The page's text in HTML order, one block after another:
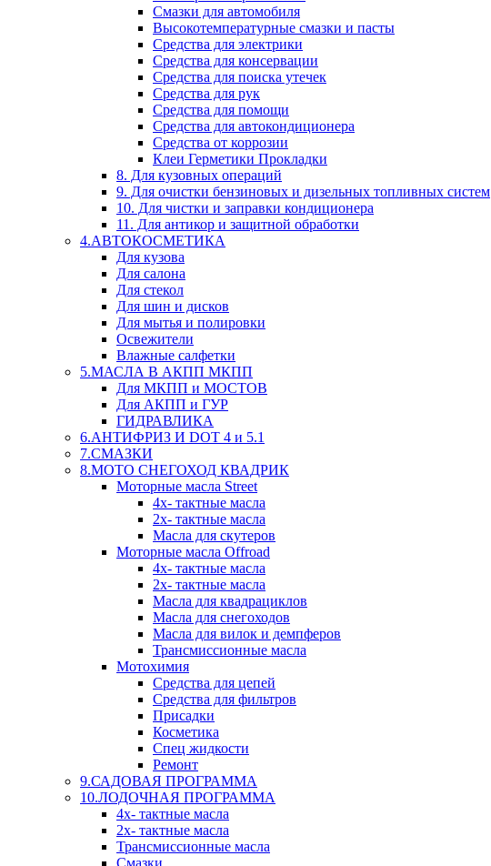
Смазки для автомобиля
Высокотемпературные смазки и пасты
Средства для электрики
Средства для консервации
Средства для поиска утечек
Средства для рук
Средства для помощи
Средства для автокондиционера
Средства от коррозии
Клеи Герметики Прокладки
8. Для кузовных операций
9. Для очистки бензиновых и дизельных топливных систем
10. Для чистки и заправки кондиционера
11. Для антикор и защитной обработки
4.АВТОКОСМЕТИКА
Для кузова
Для салона
Для стекол
Для шин и дисков
Для мытья и полировки
Освежители
Влажные салфетки
5.МАСЛА В АКПП МКПП
Для МКПП и МОСТОВ
Для АКПП и ГУР
ГИДРАВЛИКА
6.АНТИФРИЗ И DOT 4 и 5.1
7.СМАЗКИ
8.МОТО СНЕГОХОД КВАДРИК
Моторные масла Street
4х- тактные масла
2х- тактные масла
Масла для скутеров
Моторные масла Offroad
4х- тактные масла
2х- тактные масла
Масла для квадрациклов
Масла для снегоходов
Масла для вилок и демпферов
Трансмиссионные масла
Мотохимия
Средства для цепей
Средства для фильтров
Присадки
Косметика
Спец жидкости
Ремонт
9.САДОВАЯ ПРОГРАММА
10.ЛОДОЧНАЯ ПРОГРАММА
4х- тактные масла
2х- тактные масла
Трансмиссионные масла
Смазки